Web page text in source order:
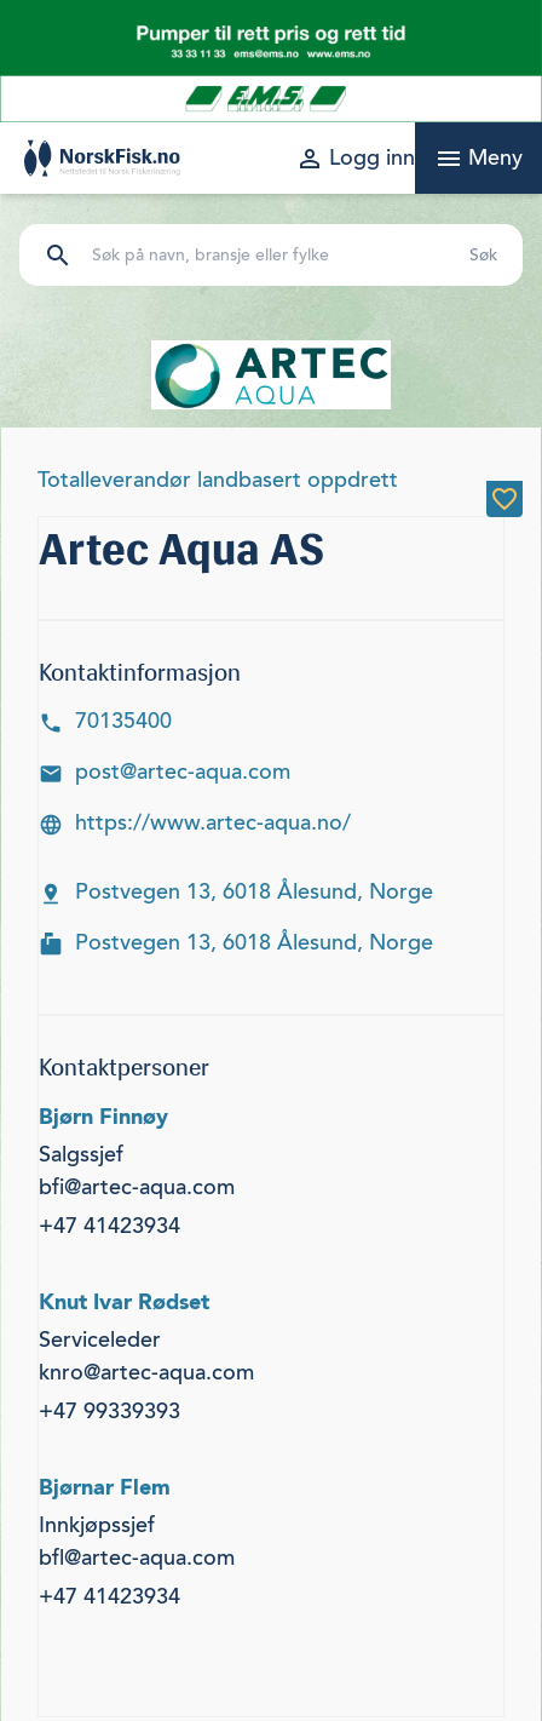
content
perm_identity Logg inn menu Meny
search
Totalleverandør landbasert oppdrett
Artec Aqua AS
Kontaktinformasjon
70135400
post@artec-aqua.com
https://www.artec-aqua.no/
Postvegen 13, 6018 Ålesund, Norge
Postvegen 13, 6018 Ålesund, Norge
Kontaktpersoner
Bjørn Finnøy
Salgssjef
bfi@artec-aqua.com
+47 41423934
Knut Ivar Rødset
Serviceleder
knro@artec-aqua.com
+47 99339393
Bjørnar Flem
Innkjøpssjef
bfl@artec-aqua.com
+47 41423934